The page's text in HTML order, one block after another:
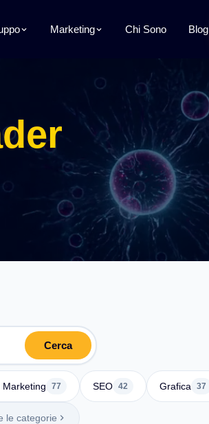
Marketing Chi Sono Blog
Cerca
Marketing 77 SEO 42 Grafica 37
le categorie